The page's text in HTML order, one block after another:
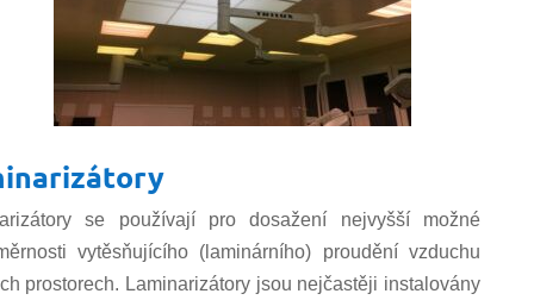
se používají pro dosažení nejvyšší možné
vytěsňujícího (laminárního) proudění vzduchu
prostorech. Laminarizátory jsou nejčastěji instalovány